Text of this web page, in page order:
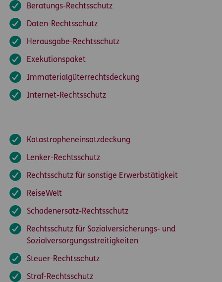
Beratungs-Rechtsschutz
Daten-Rechtsschutz
Herausgabe-Rechtsschutz
Exekutionspaket
Immaterialgüterrechtsdeckung
Internet-Rechtsschutz
Katastropheneinsatzdeckung
Lenker-Rechtsschutz
Rechtsschutz für sonstige Erwerbstätigkeit
ReiseWelt
Schadenersatz-Rechtsschutz
Rechtsschutz für Sozialversicherungs- und
Sozialversorgungsstreitigkeiten
Steuer-Rechtsschutz
Straf-Rechtsschutz